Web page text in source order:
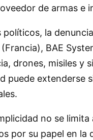
de armas e
la
BAE
drones, misiles y
puede extenderse
no se
por su papel en